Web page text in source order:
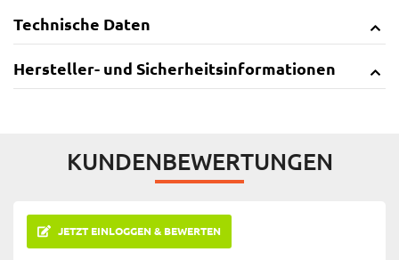
Technische Daten
Hersteller- und Sicherheitsinformationen
KUNDENBEWERTUNGEN
JETZT EINLOGGEN & BEWERTEN